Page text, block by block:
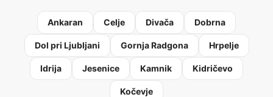
Ankaran Celje Divača Dobrna
Dol pri Ljubljani Gornja Radgona Hrpelje
Idrija Jesenice Kamnik Kidričevo
Kočevje